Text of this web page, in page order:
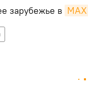
зарубежье в MAX